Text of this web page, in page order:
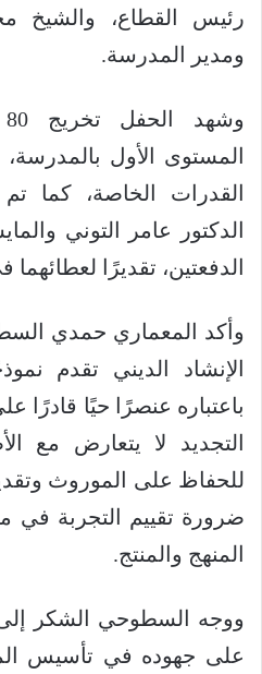
رئيس القطاع، والشيخ
ومدير المدرسة.
المستوى الأول
القدرات الخاصة، كما
الدكتور عامر التوني
الدفعتين، تقديرًا
وأكد المعماري حمدي
الإنشاد الديني تقدم
باعتباره عنصرًا حيًا قادرًا
التجديد لا يتعارض مع
للحفاظ على الموروث
ضرورة تقييم التجربة في
المنهج والمنتج.
ووجه السطوحي الشكر
على جهوده في تأسيس